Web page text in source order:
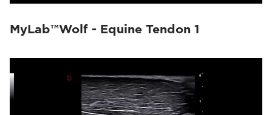
MyLab™Wolf - Equine Tendon 1